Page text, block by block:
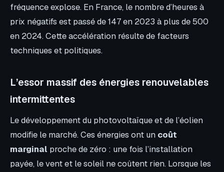
fréquence explose. En France, le nombre d’heures à
prix négatifs est passé de 147 en 2023 à plus de 500
en 2024. Cette accélération résulte de facteurs
techniques et politiques.
L’essor massif des énergies renouvelables
intermittentes
Le développement du photovoltaïque et de l’éolien
modifie le marché. Ces énergies ont un coût
marginal proche de zéro : une fois l’installation
payée, le vent et le soleil ne coûtent rien. Lorsque les